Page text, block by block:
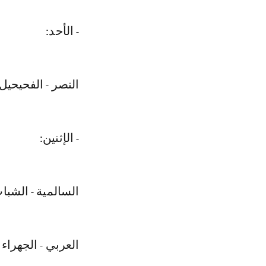
- الأحد:
النصر - الفحيحيل 1 -
- الإثنين:
السالمية - الشباب
العربي - الجهراء 6 -